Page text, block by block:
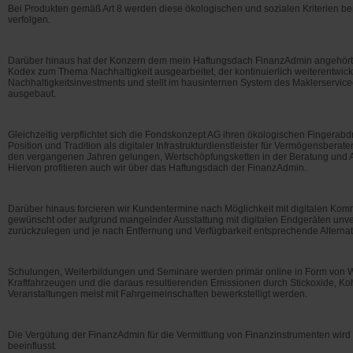
Bei Produkten gemäß Art 8 werden diese ökologischen und sozialen Kriterien
verfolgen.
Darüber hinaus hat der Konzern dem mein Haftungsdach FinanzAdmin
Kodex zum Thema Nachhaltigkeit ausgearbeitet, der kontinuierlich
Nachhaltigkeitsinvestments und stellt im hausinternen System des
ausgebaut.
Gleichzeitig verpflichtet sich die Fondskonzept AG ihren ökologischen
Position und Tradition als digitaler Infrastrukturdienstleister für
den vergangenen Jahren gelungen, Wertschöpfungsketten in der Beratung
Hiervon profitieren auch wir über das Haftungsdach der FinanzAdmin.
Darüber hinaus forcieren wir Kundentermine nach Möglichkeit mit digitalen
gewünscht oder aufgrund mangelnder Ausstattung mit digitalen Endgeräten
zurückzulegen und je nach Entfernung und Verfügbarkeit entsprechende
Schulungen, Weiterbildungen und Seminare werden primär online in Form
Kraftfahrzeugen und die daraus resultierenden Emissionen durch Stickoxide,
Veranstaltungen meist mit Fahrgemeinschaften bewerkstelligt werden.
Die Vergütung der FinanzAdmin für die Vermittlung von Finanzinstrumenten
beeinflusst.